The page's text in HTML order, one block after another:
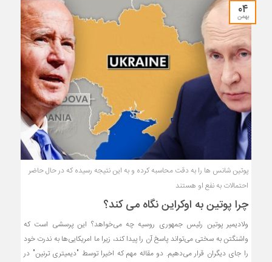
۰۴
بهمن
پوتین شانس ها را به دقت محاسبه کرده و به این نتیجه رسیده که در حال حاضر
احتمالات به نفع او هستند
چرا پوتین به اوکراین نگاه می کند؟
ولادیمیر پوتین رئیس جمهوری روسیه چه می‌خواهد؟ این پرسشی است که
واشنگتن به سختی می‌تواند پاسخ آن را پیدا کند، زیرا ما امریکایی‌ها به ندرت خود
را جای دیگران قرار می‌دهیم. دو مقاله مهم که اخیرا توسط "دیمیتری ترنین" در